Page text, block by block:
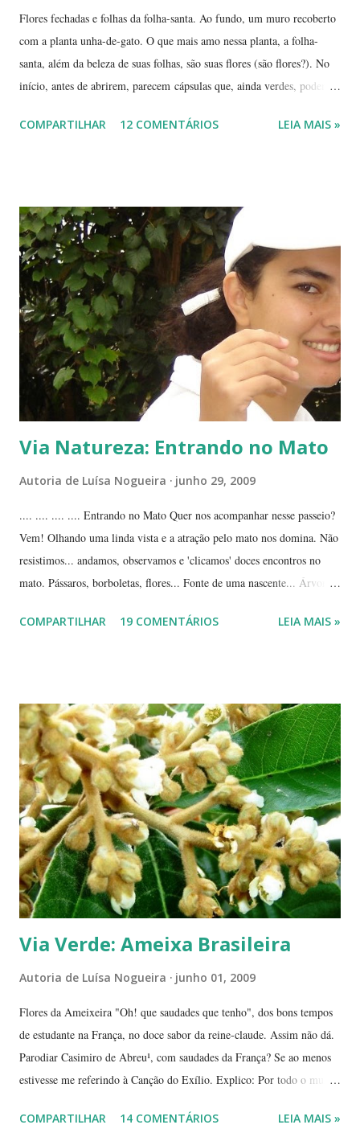
Flores fechadas e folhas da folha-santa. Ao fundo, um muro recoberto
com a planta unha-de-gato. O que mais amo nessa planta, a folha-
santa, além da beleza de suas folhas, são suas flores (são flores?). No
início, antes de abrirem, parecem cápsulas que, ainda verdes, podem
As fotos de hoje são de cachos de suas flores ainda amadurecendo.
família das crassuláceas - Folha-santa. Ao fundo: Agave, dracena e
palmeira açaí. Folha-santa ( Bryophyllum calycinum ). Família das
crassuláceas. Sua reprodução é bem fácil: de qualquer pedaço de
algum galho podem nascer várias mudas. Uma só muda em pouco
tempo transforma-se em uma moita. É uma planta medicinal. ...
COMPARTILHAR 12 COMENTÁRIOS LEIA MAIS »
Via Natureza: Entrando no Mato
Autoria de Luísa Nogueira junho 29, 2009
.... .... .... .... Entrando no Mato Quer nos acompanhar nesse passeio?
Vem! Olhando uma linda vista e a atração pelo mato nos domina. Não
resistimos... andamos, observamos e 'clicamos' doces encontros no
mato. Pássaros, borboletas, flores... Fonte de uma nascente... Árvores
e cores... Picão*... Mais flores... Muitas plantas, capim, pedras... Um
de passeios no mato, em pleno cerrado, observando as pequenas coisas
à nossa volta, tão importantes mas às vezes tão esquecidas. Vamos
aproveitar as férias para curtir a natureza? ... ----------------------- ....
A moça que aparece na...
COMPARTILHAR 19 COMENTÁRIOS LEIA MAIS »
Via Verde: Ameixa Brasileira
Autoria de Luísa Nogueira junho 01, 2009
Flores da Ameixeira "Oh! que saudades que tenho", dos bons tempos
de estudante na França, no doce sabor da reine-claude. Assim não dá.
Parodiar Casimiro de Abreu¹, com saudades da França? Se ao menos
estivesse me referindo à Canção do Exílio. Explico: Por todo o mundo
precisos, mas é por aí. Na Europa existe uma grande quantidade delas,
COMPARTILHAR 14 COMENTÁRIOS LEIA MAIS »